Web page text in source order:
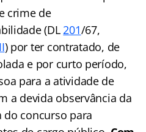
crime de
(DL201/67,
) por ter contratado, de
e por curto período,
para a atividade de
a devida observância da
do concurso para